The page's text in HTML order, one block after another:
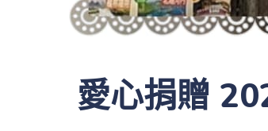
愛心捐贈